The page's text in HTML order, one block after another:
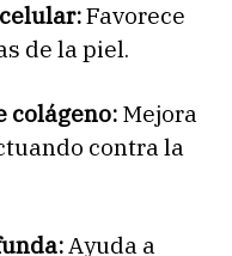
Favorece
de la piel.
colágeno: Mejora
contra la
Ayuda a